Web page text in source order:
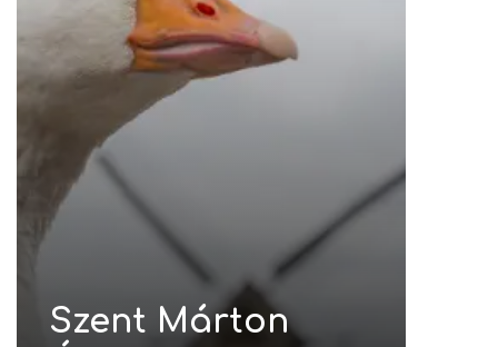
Szent Márton